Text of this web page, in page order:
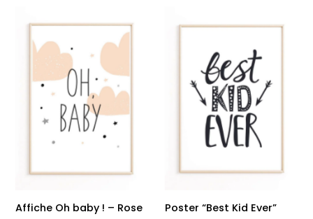
Affiche Oh baby ! – Rose Poster “Best Kid Ever”